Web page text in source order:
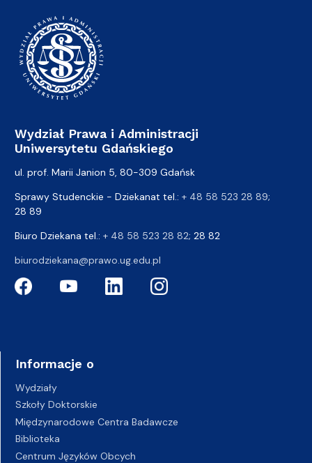
Wydział Prawa i Administracji
Uniwersytetu Gdańskiego
ul. prof. Marii Janion 5, 80-309 Gdańsk
Sprawy Studenckie - Dziekanat tel.: + 48 58 523 28 89;
28 89
Biuro Dziekana tel.: + 48 58 523 28 82; 28 82
biurodziekana@prawo.ug.edu.pl
Informacje o
Wydziały
Szkoły Doktorskie
Międzynarodowe Centra Badawcze
Biblioteka
Centrum Języków Obcych